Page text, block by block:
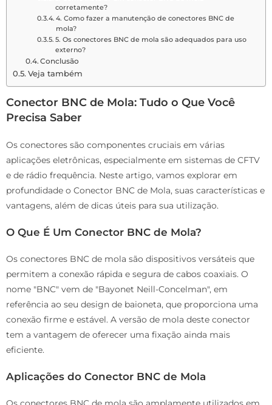
corretamente?
4. Como fazer a manutenção de conectores BNC de
mola?
5. Os conectores BNC de mola são adequados para uso
externo?
Conclusão
Veja também
Conector BNC de Mola: Tudo o Que Você
Precisa Saber
Os conectores são componentes cruciais em várias
aplicações eletrônicas, especialmente em sistemas de CFTV
e de rádio frequência. Neste artigo, vamos explorar em
profundidade o Conector BNC de Mola, suas características e
vantagens, além de dicas úteis para sua utilização.
O Que É Um Conector BNC de Mola?
Os conectores BNC de mola são dispositivos versáteis que
permitem a conexão rápida e segura de cabos coaxiais. O
nome "BNC" vem de "Bayonet Neill-Concelman", em
referência ao seu design de baioneta, que proporciona uma
conexão firme e estável. A versão de mola deste conector
tem a vantagem de oferecer uma fixação ainda mais
eficiente.
Aplicações do Conector BNC de Mola